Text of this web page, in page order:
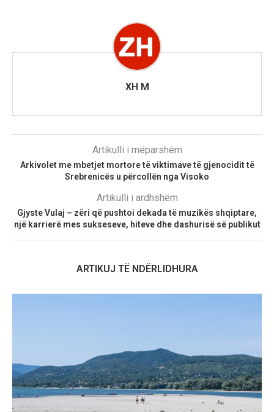
XH M
Artikulli i mëparshëm
Arkivolet me mbetjet mortore të viktimave të gjenocidit të
Srebrenicës u përcollën nga Visoko
Artikulli i ardhshëm
Gjyste Vulaj – zëri që pushtoi dekada të muzikës shqiptare,
një karrierë mes sukseseve, hiteve dhe dashurisë së publikut
ARTIKUJ TË NDËRLIDHURA